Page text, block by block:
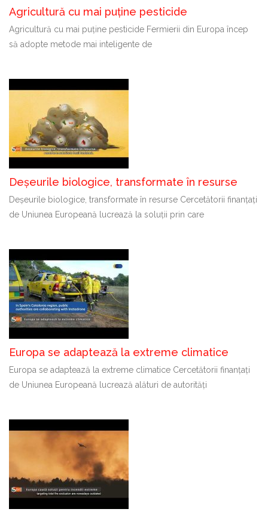
Agricultură cu mai puține pesticide
Agricultură cu mai puține pesticide Fermierii din Europa încep
să adopte metode mai inteligente de
Deșeurile biologice, transformate în resurse
Deșeurile biologice, transformate în resurse Cercetătorii finanțați
de Uniunea Europeană lucrează la soluții prin care
Europa se adaptează la extreme climatice
Europa se adaptează la extreme climatice Cercetătorii finanțați
de Uniunea Europeană lucrează alături de autorități